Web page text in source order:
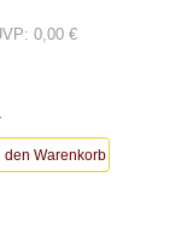
0,00 €
den Warenkorb